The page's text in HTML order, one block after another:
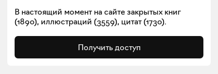
В настоящий момент на сайте закрытых книг
(1890), иллюстраций (3559), цитат (1730).
Получить доступ